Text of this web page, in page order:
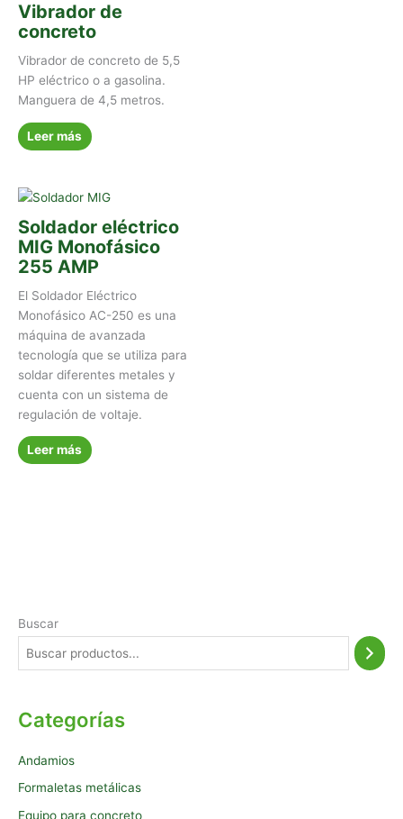
Buscar
Categorías
Andamios
Formaletas metálicas
Equipo para concreto
Vibrador de
concreto
Vibrador de concreto de 5,5
HP eléctrico o a gasolina.
Manguera de 4,5 metros.
Leer más
Soldador eléctrico
MIG Monofásico
255 AMP
El Soldador Eléctrico
Monofásico AC-250 es una
máquina de avanzada
tecnología que se utiliza para
soldar diferentes metales y
cuenta con un sistema de
regulación de voltaje.
Leer más